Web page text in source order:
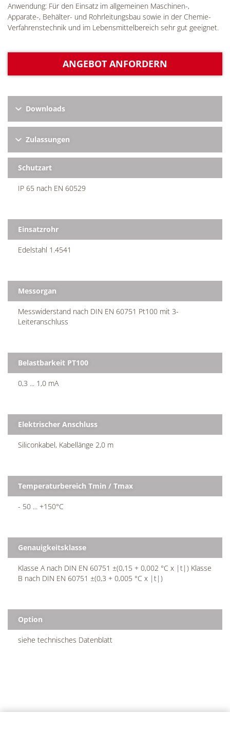
Anwendung: Für den Einsatz im allgemeinen Maschinen-,
Apparate-, Behälter- und Rohrleitungsbau sowie in der Chemie-
Verfahrenstechnik und im Lebensmittelbereich sehr gut geeignet.
ANGEBOT ANFORDERN
Downloads
Zulassungen
Schutzart
IP 65 nach EN 60529
Einsatzrohr
Edelstahl 1.4541
Messorgan
Messwiderstand nach DIN EN 60751 Pt100 mit 3-
Leiteranschluss
Belastbarkeit PT100
0,3 ... 1,0 mA
Elektrischer Anschluss
Siliconkabel, Kabellänge 2,0 m
Temperaturbereich Tmin / Tmax
- 50 ... +150°C
Genauigkeitsklasse
Klasse A nach DIN EN 60751 ±(0,15 + 0,002 °C x |t|) Klasse
B nach DIN EN 60751 ±(0,3 + 0,005 °C x |t|)
Option
siehe technisches Datenblatt